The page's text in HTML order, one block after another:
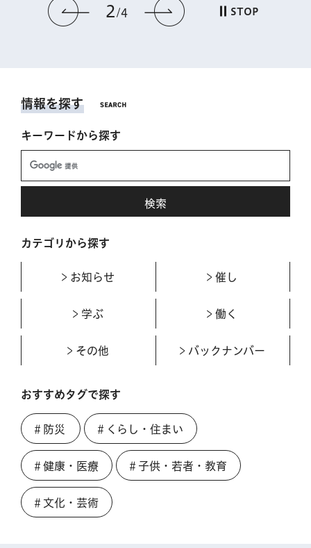
前のスライドを表示
2 4 次のスライドを表
STOP
情報を探す
キーワードから探す
カテゴリから探す
お知らせ 催し
学ぶ 働く
その他 バックナンバー
おすすめタグで探す
＃防災 ＃くらし・住まい
＃健康・医療 ＃子供・若者・教育
＃文化・芸術